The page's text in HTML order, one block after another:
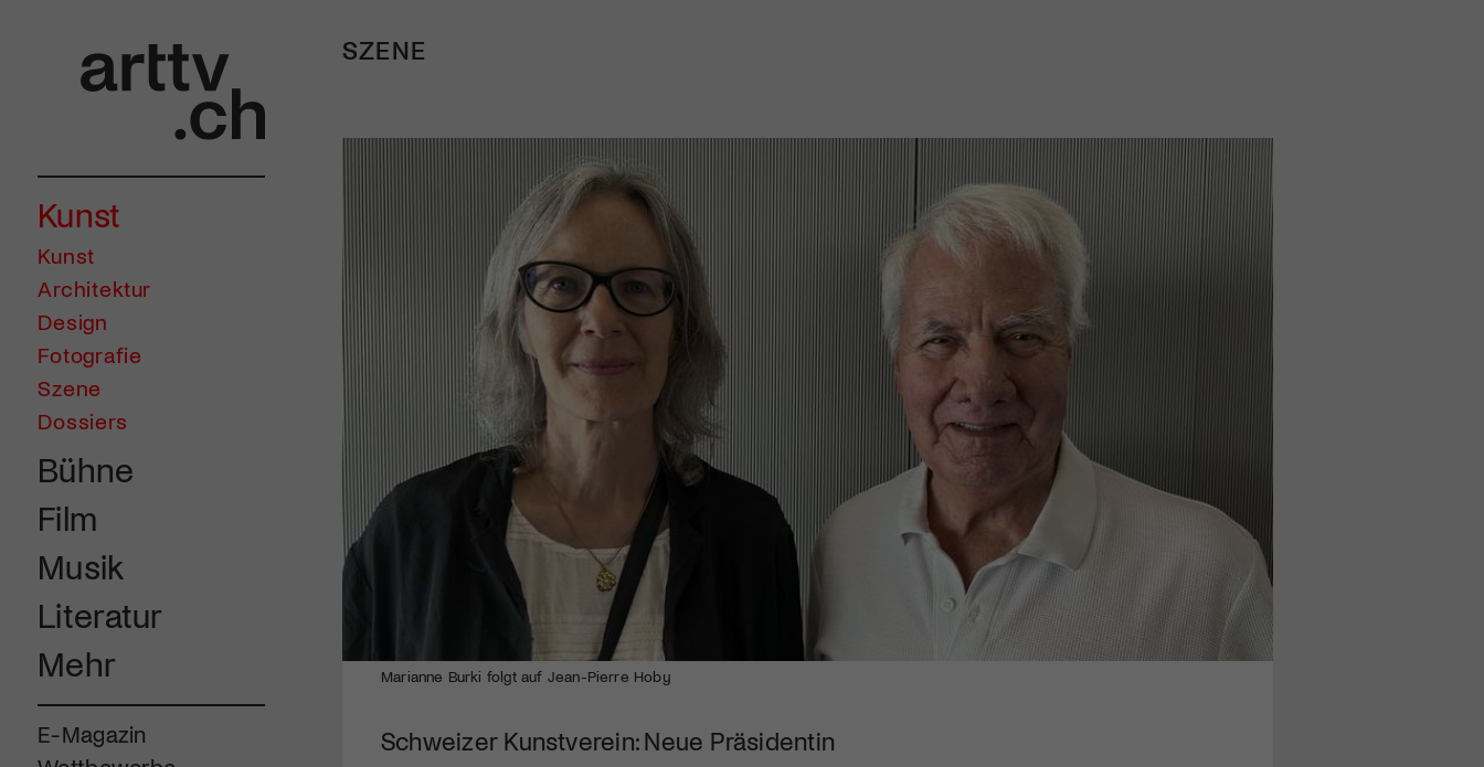
Kunst
Kunst
Architektur
Design
Fotografie
Szene
Dossiers
Bühne
Film
Musik
Literatur
Mehr
E-Magazin
SZENE
Marianne Burki folgt auf Jean-Pierre Hoby
Schweizer Kunstverein: Neue Präsidentin
Mach mit: «Be Part of the Art»!
Engagiere dich als Kulturliebhaber:in, Kulturschaffende(r) oder
Kulturinstitution und unterstütze unsere Arbeit.
Mit deiner Mitgliedschaft erhältst du kostenlosen Zugang zu
diversen Kulturevents.
Jetzt Mitglied werden